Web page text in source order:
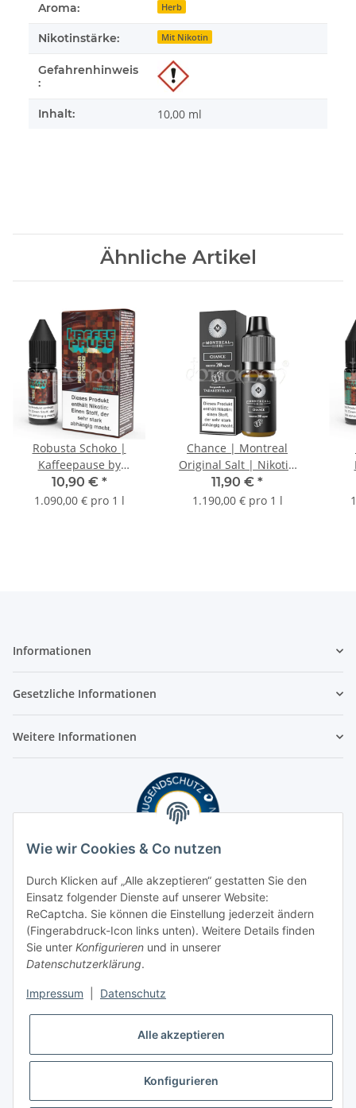
Aroma: Herb
Nikotinstärke: Mit Nikotin
Gefahrenhinweis
:
Inhalt: 10,00 ml
Ähnliche Artikel
Robusta Schoko |
Kaffeepause by
Steamshots | Nikotin
20mg/ml | Liquid | 10ml
10,90 € *
1.090,00 € pro 1 l
Chance | Montreal
Original Salt | Nikotin
10mg/ml | Liquid | 10ml
11,90 € *
1.190,00 € pro 1 l
Informationen
Gesetzliche Informationen
Weitere Informationen
Wie wir Cookies & Co nutzen
Durch Klicken auf „Alle akzeptieren“ gestatten Sie den
Einsatz folgender Dienste auf unserer Website:
ReCaptcha. Sie können die Einstellung jederzeit ändern
(Fingerabdruck-Icon links unten). Weitere Details finden
Sie unter Konfigurieren und in unserer
Datenschutzerklärung.
Impressum Datenschutz
Alle akzeptieren
Konfigurieren